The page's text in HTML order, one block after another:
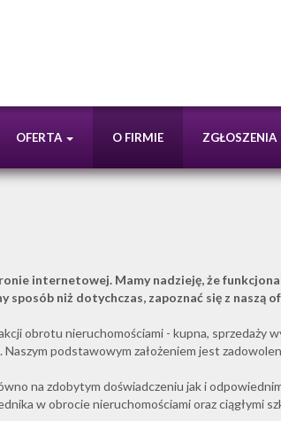
OFERTA O FIRMIE ZGŁOSZENIA
internetowej. Mamy nadzieję, że
sposób niż dotychczas, zapoznać się z naszą
obrotu nieruchomościami - kupna, sprzedaży
Naszym podstawowym założeniem jest
na zdobytym doświadczeniu jak i
w obrocie nieruchomościami oraz ciągłymi